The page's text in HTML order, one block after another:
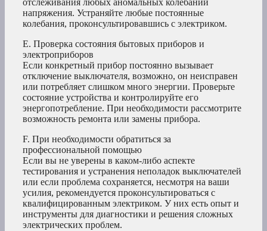
отслеживания любых аномальных колебаний
напряжения. Устраняйте любые постоянные
колебания, проконсультировавшись с электриком.
E. Проверка состояния бытовых приборов и
электроприборов
Если конкретный прибор постоянно вызывает
отключение выключателя, возможно, он неисправен
или потребляет слишком много энергии. Проверьте
состояние устройства и контролируйте его
энергопотребление. При необходимости рассмотрите
возможность ремонта или замены прибора.
F. При необходимости обратиться за
профессиональной помощью
Если вы не уверены в каком-либо аспекте
тестирования и устранения неполадок выключателей
или если проблема сохраняется, несмотря на ваши
усилия, рекомендуется проконсультироваться с
квалифицированным электриком. У них есть опыт и
инструменты для диагностики и решения сложных
электрических проблем.